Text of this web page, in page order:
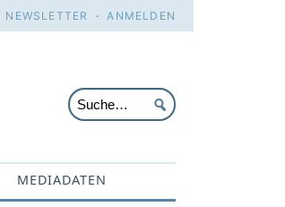
NEWSLETTER ·ANMELDEN
MEDIADATEN